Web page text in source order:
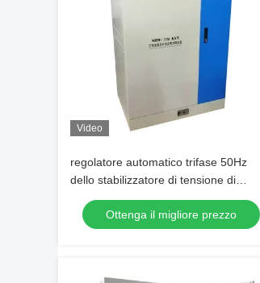
Video
regolatore automatico trifase 50Hz
dello stabilizzatore di tensione di
350KVA 380V AVR
Ottenga il migliore prezzo